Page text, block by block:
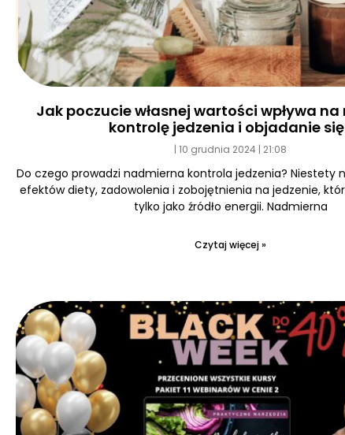
Jak poczucie własnej wartości wpływa
kontrolę jedzenia i objadanie
10 grudnia 2024 21:08
Do czego prowadzi nadmierna kontrola jedzenia? Niestety
efektów diety, zadowolenia i zobojętnienia na jedzenie,
tylko jako źródło energii. Nadmierna
Czytaj więcej »